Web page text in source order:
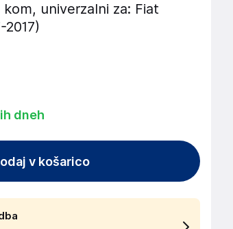
univerzalni za: Fiat
dneh
v košarico